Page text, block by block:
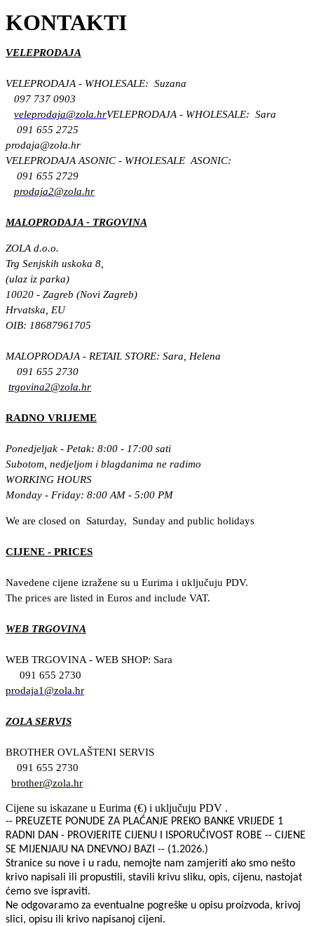
KONTAKTI
VELEPRODAJA
VELEPRODAJA - WHOLESALE: Suzana
097 737 0903
veleprodaja@zola.hrVELEPRODAJA - WHOLESALE: Sara
091 655 2725
prodaja@zola.hr
VELEPRODAJA ASONIC - WHOLESALE ASONIC:
091 655 2729
prodaja2@zola.hr
MALOPRODAJA - TRGOVINA
ZOLA d.o.o.
Trg Senjskih uskoka 8,
(ulaz iz parka)
10020 - Zagreb (Novi Zagreb)
Hrvatska, EU
OIB: 18687961705
MALOPRODAJA - RETAIL STORE: Sara, Helena
091 655 2730
trgovina2@zola.hr
RADNO VRIJEME
Ponedjeljak - Petak: 8:00 - 17:00 sati
Subotom, nedjeljom i blagdanima ne radimo
WORKING HOURS
Monday - Friday: 8:00 AM - 5:00 PM
We are closed on Saturday, Sunday and public holidays
CIJENE - PRICES
Navedene cijene izražene su u Eurima i uključuju PDV.
The prices are listed in Euros and include VAT.
WEB TRGOVINA
WEB TRGOVINA - WEB SHOP: Sara
091 655 2730
prodaja1@zola.hr
ZOLA SERVIS
BROTHER OVLAŠTENI SERVIS
091 655 2730
brother@zola.hr
Cijene su iskazane u Eurima (€) i uključuju PDV .
-- PREUZETE PONUDE ZA PLAĆANJE PREKO BANKE VRIJEDE 1
RADNI DAN - PROVJERITE CIJENU I ISPORUČIVOST ROBE -- CIJENE
SE MIJENJAJU NA DNEVNOJ BAZI -- (1.2026.)
Stranice su nove i u radu, nemojte nam zamjeriti ako smo nešto
krivo napisali ili propustili, stavili krivu sliku, opis, cijenu, nastojat
ćemo sve ispraviti.
Ne odgovaramo za eventualne pogreške u opisu proizvoda, krivoj
slici, opisu ili krivo napisanoj cijeni.